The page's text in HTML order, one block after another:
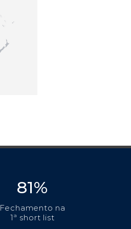
81%
Fechamento na
1ª short list